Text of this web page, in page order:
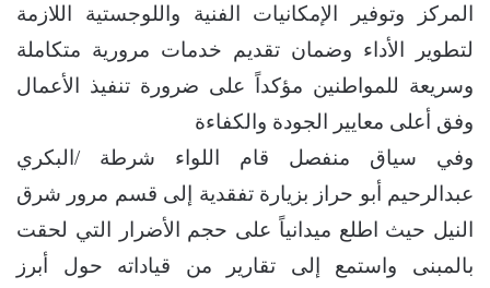
المركز وتوفير الإمكانيات الفنية واللوجستية اللازمة
لتطوير الأداء وضمان تقديم خدمات مرورية متكاملة
وسريعة للمواطنين مؤكداً على ضرورة تنفيذ الأعمال
وفق أعلى معايير الجودة والكفاءة
وفي سياق منفصل قام اللواء شرطة /البكري
عبدالرحيم أبو حراز بزيارة تفقدية إلى قسم مرور شرق
النيل حيث اطلع ميدانياً على حجم الأضرار التي لحقت
بالمبنى واستمع إلى تقارير من قياداته حول أبرز